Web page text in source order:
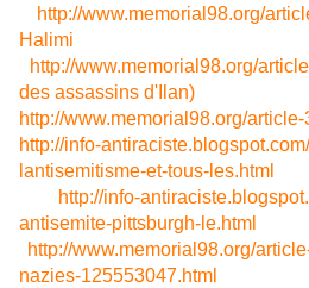
http://www.memorial98.org/
Halimi
http://www.memorial98.org/
des assassins d'Ilan)
http://www.memorial98.org/
http://info-
lantisemitisme-et-tous-les.html
http://info-
antisemite-pittsburgh-le.html
http://www.memorial98.org/
nazies-125553047.html